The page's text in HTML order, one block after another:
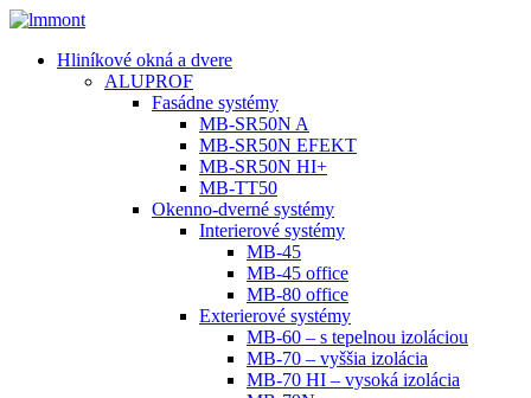
Hliníkové okná a dvere
ALUPROF
Fasádne systémy
MB-SR50N A
MB-SR50N EFEKT
MB-SR50N HI+
MB-TT50
Okenno-dverné systémy
Interierové systémy
MB-45
MB-45 office
MB-80 office
Exterierové systémy
MB-60 – s tepelnou izoláciou
MB-70 – vyššia izolácia
MB-70 HI – vysoká izolácia